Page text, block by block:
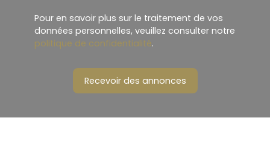
Pour en savoir plus sur le traitement de vos
données personnelles, veuillez consulter notre
politique de confidentialité.
Recevoir des annonces